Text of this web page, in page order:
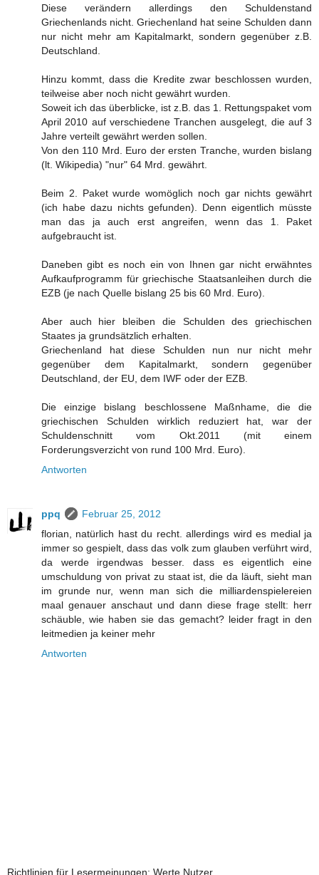
Diese verändern allerdings den Schuldenstand
Griechenlands nicht. Griechenland hat seine Schulden dann
nur nicht mehr am Kapitalmarkt, sondern gegenüber z.B.
Deutschland.
Hinzu kommt, dass die Kredite zwar beschlossen wurden,
teilweise aber noch nicht gewährt wurden.
Soweit ich das überblicke, ist z.B. das 1. Rettungspaket vom
April 2010 auf verschiedene Tranchen ausgelegt, die auf 3
Jahre verteilt gewährt werden sollen.
Von den 110 Mrd. Euro der ersten Tranche, wurden bislang
(lt. Wikipedia) "nur" 64 Mrd. gewährt.
Beim 2. Paket wurde womöglich noch gar nichts gewährt
(ich habe dazu nichts gefunden). Denn eigentlich müsste
man das ja auch erst angreifen, wenn das 1. Paket
aufgebraucht ist.
Daneben gibt es noch ein von Ihnen gar nicht erwähntes
Aufkaufprogramm für griechische Staatsanleihen durch die
EZB (je nach Quelle bislang 25 bis 60 Mrd. Euro).
Aber auch hier bleiben die Schulden des griechischen
Staates ja grundsätzlich erhalten.
Griechenland hat diese Schulden nun nur nicht mehr
gegenüber dem Kapitalmarkt, sondern gegenüber
Deutschland, der EU, dem IWF oder der EZB.
Die einzige bislang beschlossene Maßnhame, die die
griechischen Schulden wirklich reduziert hat, war der
Schuldenschnitt vom Okt.2011 (mit einem
Forderungsverzicht von rund 100 Mrd. Euro).
Antworten
ppq
Februar 25, 2012
florian, natürlich hast du recht. allerdings wird es medial ja
immer so gespielt, dass das volk zum glauben verführt wird,
da werde irgendwas besser. dass es eigentlich eine
umschuldung von privat zu staat ist, die da läuft, sieht man
im grunde nur, wenn man sich die milliardenspielereien
maal genauer anschaut und dann diese frage stellt: herr
schäuble, wie haben sie das gemacht? leider fragt in den
leitmedien ja keiner mehr
Antworten
Richtlinien für Lesermeinungen: Werte Nutzer,